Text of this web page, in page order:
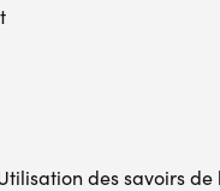
des savoirs de